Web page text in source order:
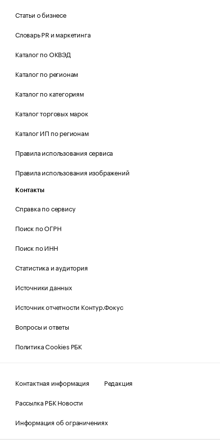
Статьи о бизнесе
Словарь PR и маркетинга
Каталог по ОКВЭД
Каталог по регионам
Каталог по категориям
Каталог торговых марок
Каталог ИП по регионам
Правила использования сервиса
Правила использования изображений
Контакты
Справка по сервису
Поиск по ОГРН
Поиск по ИНН
Статистика и аудитория
Источники данных
Источник отчетности Контур.Фокус
Вопросы и ответы
Политика Cookies РБК
Контактная информация
Редакция
Рассылка РБК Новости
Информация об ограничениях